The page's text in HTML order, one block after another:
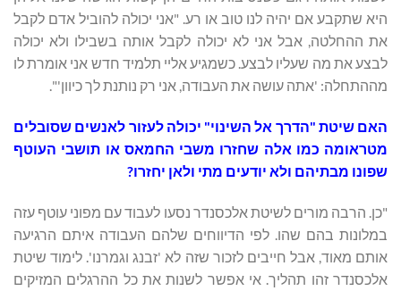
היא שתקבע אם יהיה לנו טוב או רע. "אני יכולה להוביל אדם לקבל
את ההחלטה, אבל אני לא יכולה לקבל אותה בשבילו ולא יכולה
לבצע את מה שעליו לבצע. כשמגיע אליי תלמיד חדש אני אומרת לו
מההתחלה: 'אתה עושה את העבודה, אני רק נותנת לך כיוון'".
האם שיטת "הדרך אל השינוי" יכולה לעזור לאנשים שסובלים
מטראומה כמו אלה שחזרו משבי החמאס או תושבי העוטף
שפונו מבתיהם ולא יודעים מתי ולאן יחזרו?
"כן. הרבה מורים לשיטת אלכסנדר נסעו לעבוד עם מפוני עוטף עזה
במלונות בהם שהו. לפי הדיווחים שלהם העבודה איתם הרגיעה
אותם מאוד, אבל חייבים לזכור שזה לא 'זבנג וגמרנו'. לימוד שיטת
אלכסנדר זהו תהליך. אי אפשר לשנות את כל ההרגלים המזיקים